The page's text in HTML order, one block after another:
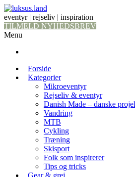
eventyr | rejseliv | inspiration
TILMELD NYHEDSBREV
Menu
Forside
Kategorier
Mikroeventyr
Rejseliv & eventyr
Danish Made – danske
Vandring
MTB
Cykling
Træning
Skisport
Folk som inspirerer
Tips og tricks
Gear & grej